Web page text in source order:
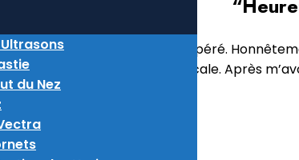
du Nez
trouvé sur Instagram et j’ai été opéré.
une intervention chirurgicale. Après